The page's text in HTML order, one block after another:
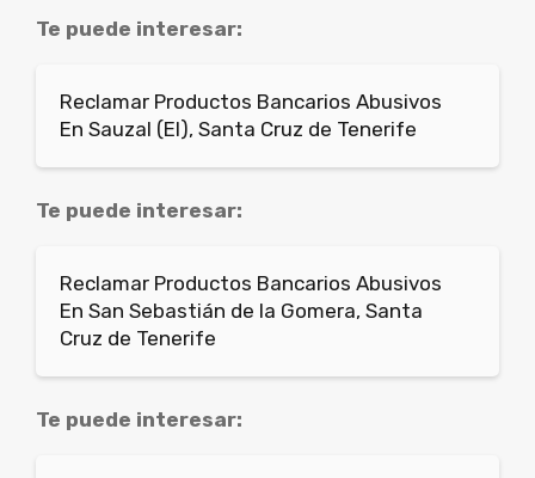
Te puede interesar:
Reclamar Productos Bancarios Abusivos
En Sauzal (El), Santa Cruz de Tenerife
Te puede interesar:
Reclamar Productos Bancarios Abusivos
En San Sebastián de la Gomera, Santa
Cruz de Tenerife
Te puede interesar: